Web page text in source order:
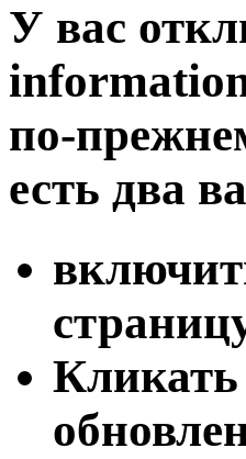
У вас
по-
есть два